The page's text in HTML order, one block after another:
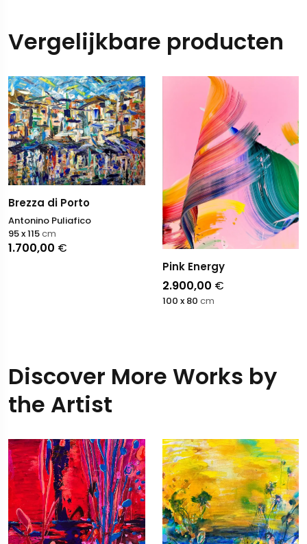
Vergelijkbare producten
Brezza di Porto
Antonino Puliafico
1.700,00 €
95 x 115cm
Pink Energy
2.900,00 €
100 x 80 cm
Discover More Works by
the Artist